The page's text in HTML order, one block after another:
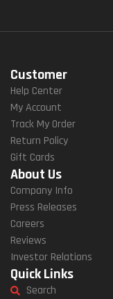
Customer
Help Center
My Account
Track My Order
Return Policy
Gift Cards
About Us
Company Info
Press Releases
Careers
Reviews
Investor Relations
Quick Links
Search